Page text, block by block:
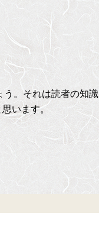
う。それは読者の知識
います。